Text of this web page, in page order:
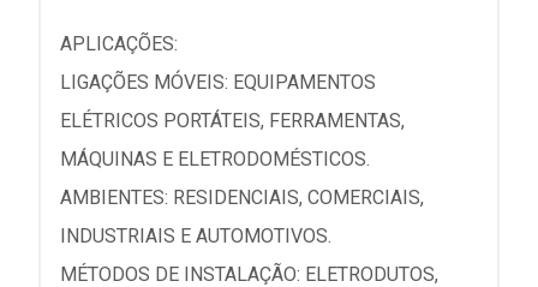
APLICAÇÕES:
LIGAÇÕES MÓVEIS: EQUIPAMENTOS
ELÉTRICOS PORTÁTEIS, FERRAMENTAS,
MÁQUINAS E ELETRODOMÉSTICOS.
AMBIENTES: RESIDENCIAIS, COMERCIAIS,
INDUSTRIAIS E AUTOMOTIVOS.
MÉTODOS DE INSTALAÇÃO: ELETRODUTOS,